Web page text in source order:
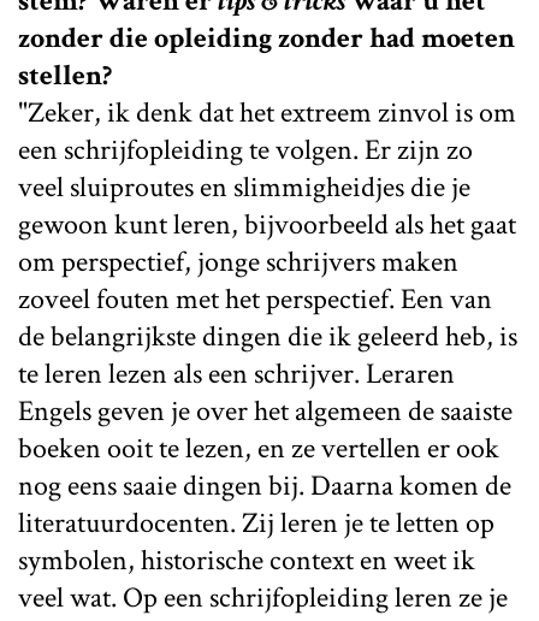
zonder die opleiding zonder had moeten
stellen?
"Zeker, ik denk dat het extreem zinvol is om
een schrijfopleiding te volgen. Er zijn zo
veel sluiproutes en slimmigheidjes die je
gewoon kunt leren, bijvoorbeeld als het gaat
om perspectief, jonge schrijvers maken
zoveel fouten met het perspectief. Een van
de belangrijkste dingen die ik geleerd heb, is
te leren lezen als een schrijver. Leraren
Engels geven je over het algemeen de saaiste
boeken ooit te lezen, en ze vertellen er ook
nog eens saaie dingen bij. Daarna komen de
literatuurdocenten. Zij leren je te letten op
symbolen, historische context en weet ik
veel wat. Op een schrijfopleiding leren ze je